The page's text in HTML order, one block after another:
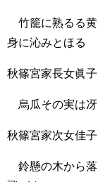
竹籠に熟るる
身に沁みとほる
秋篠宮家長女眞子
烏瓜その実は
秋篠宮家次女佳子
鈴懸の木から